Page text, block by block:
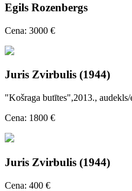
Egils Rozenbergs
Cena: 3000 €
Juris Zvirbulis (1944)
"Košraga butītes",2013.,
Cena: 1800 €
Juris Zvirbulis (1944)
Cena: 400 €